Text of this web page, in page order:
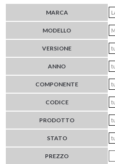
MARCA
MODELLO
VERSIONE
ANNO
COMPONENTE
CODICE
PRODOTTO
STATO
PREZZO